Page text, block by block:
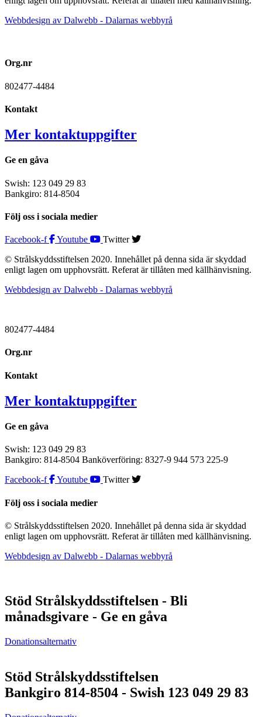
Webbdesign av Dalwebb - Dalarnas webbyrå
Org.nr
802477-4484
Kontakt
Mer kontaktuppgifter
Ge en gåva
Swish: 123 049 29 83
Bankgiro: 814-8504
Följ oss i sociala medier
Facebook-f Youtube
Twitter
© Strålskyddsstiftelsen 2020. Innehållet på denna sida är skyddad
enligt lagen om upphovsrätt. Referat är tillåten med källhänvisning.
Webbdesign av Dalwebb - Dalarnas webbyrå
802477-4484
Org.nr
Kontakt
Mer kontaktuppgifter
Ge en gåva
Swish: 123 049 29 83
Bankgiro: 814-8504 Banköverföring: 8327-9 944 573 225-9
Facebook-f
Youtube Twitter
Följ oss i sociala medier
© Strålskyddsstiftelsen 2020. Innehållet på denna sida är skyddad
enligt lagen om upphovsrätt. Referat är tillåten med källhänvisning.
Webbdesign av Dalwebb - Dalarnas webbyrå
Stöd Strålskyddsstiftelsen - Bli
månadsgivare - Ge en gåva
Donationsalternativ
Stöd Strålskyddsstiftelsen
Bankgiro 814-8504 - Swish 123 049 29 83